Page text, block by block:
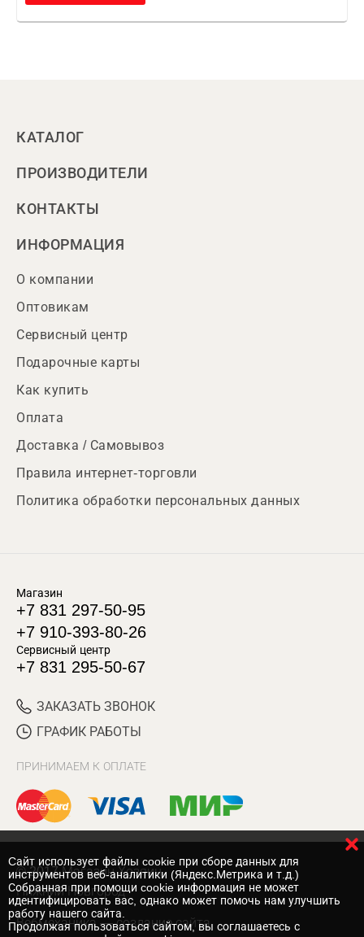
КАТАЛОГ
ПРОИЗВОДИТЕЛИ
КОНТАКТЫ
ИНФОРМАЦИЯ
О компании
Оптовикам
Сервисный центр
Подарочные карты
Как купить
Оплата
Доставка / Самовывоз
Правила интернет-торговли
Политика обработки персональных данных
Магазин
+7 831 297-50-95
+7 910-393-80-26
Сервисный центр
+7 831 295-50-67
ЗАКАЗАТЬ ЗВОНОК
ГРАФИК РАБОТЫ
ПРИНИМАЕМ К ОПЛАТЕ
© 2017 Магазин Хозяин
Нижний Новгород
Вебмеханика — создание сайта
Cайт использует файлы cookie при сборе данных для
инструментов веб-аналитики (Яндекс.Метрика и т.д.)
Собранная при помощи cookie информация не может
идентифицировать вас, однако может помочь нам улучшить
работу нашего сайта.
Продолжая пользоваться сайтом, вы соглашаетесь с